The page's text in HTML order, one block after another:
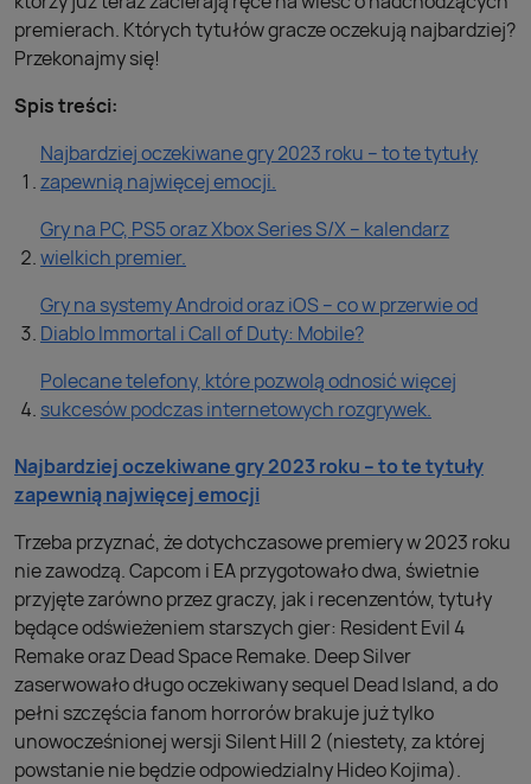
premierach. Których tytułów gracze oczekują najbardziej?
Przekonajmy się!
Spis treści:
Najbardziej oczekiwane gry 2023 roku – to te tytuły
zapewnią najwięcej emocji.
Gry na PC, PS5 oraz Xbox Series S/X – kalendarz
wielkich premier.
Gry na systemy Android oraz iOS – co w przerwie od
Diablo Immortal i Call of Duty: Mobile?
Polecane telefony, które pozwolą odnosić więcej
sukcesów podczas internetowych rozgrywek.
Najbardziej oczekiwane gry 2023 roku – to te tytuły
zapewnią najwięcej emocji
Trzeba przyznać, że dotychczasowe premiery w 2023 roku
nie zawodzą. Capcom i EA przygotowało dwa, świetnie
przyjęte zarówno przez graczy, jak i recenzentów, tytuły
będące odświeżeniem starszych gier: Resident Evil 4
Remake oraz Dead Space Remake. Deep Silver
zaserwowało długo oczekiwany sequel Dead Island, a do
pełni szczęścia fanom horrorów brakuje już tylko
unowocześnionej wersji Silent Hill 2 (niestety, za której
powstanie nie będzie odpowiedzialny Hideo Kojima).